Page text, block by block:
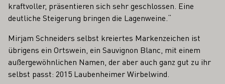
kraftvoller, präsentieren sich sehr geschlossen. Eine
deutliche Steigerung bringen die Lagenweine.“
Mirjam Schneiders selbst kreiertes Markenzeichen ist
übrigens ein Ortswein, ein Sauvignon Blanc, mit einem
außergewöhnlichen Namen, der aber auch ganz gut zu ihr
selbst passt: 2015 Laubenheimer Wirbelwind.